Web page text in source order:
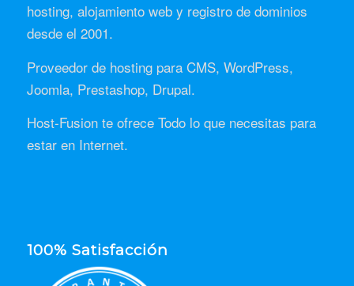
hosting, alojamiento web y registro de dominios
desde el 2001.
Proveedor de hosting para CMS, WordPress,
Joomla, Prestashop, Drupal.
Host-Fusion te ofrece Todo lo que necesitas para
estar en Internet.
100% Satisfacción